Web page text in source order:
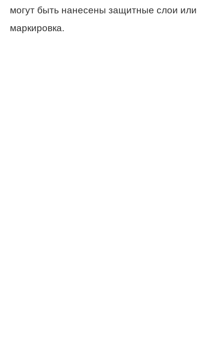
могут быть нанесены защитные слои или
маркировка.